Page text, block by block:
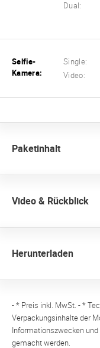
Dual:
Selfie-
Kamera:
Single:
Video:
Paketinhalt
Video & Rückblick
Herunterladen
- * Preis inkl. MwSt. - *
Verpackungsinhalte der
Informationszwecken
gemacht werden.